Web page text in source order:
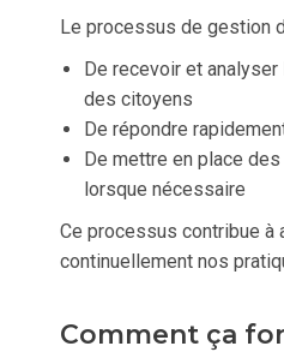
Le processus de gestion
De recevoir et
des citoyens
De répondre
De mettre en place
lorsque nécessaire
Ce processus contribue à
continuellement nos
Comment ça